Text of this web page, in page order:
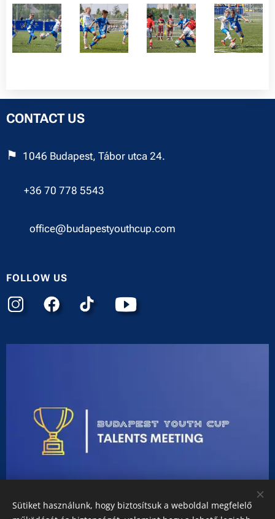
CONTACT US
⚑ 1046 Budapest, Tábor utca 24.
+36 70 778 5543
office@budapestyouthcup.com
FOLLOW US
Sütiket használunk, hogy biztosítsuk a weboldal megfelelő